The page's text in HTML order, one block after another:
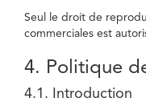
Seul le droit de
commerciales est
4. Politique
4.1. Introduction